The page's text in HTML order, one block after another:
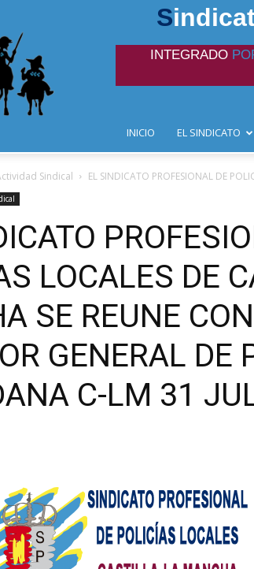
S
INTEGRADO
INICIO EL SINDICATO
Sindical EL SINDICATO PROFESIONAL DE
LOCALES DE
SE REUNE
GENERAL DE
C-LM 31